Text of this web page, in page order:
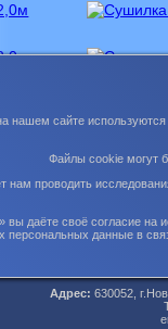
Адрес: 630052,
нашем сайте
Файлы cookie могут
нам проводить
вы даёте своё согласие
персональных данные в